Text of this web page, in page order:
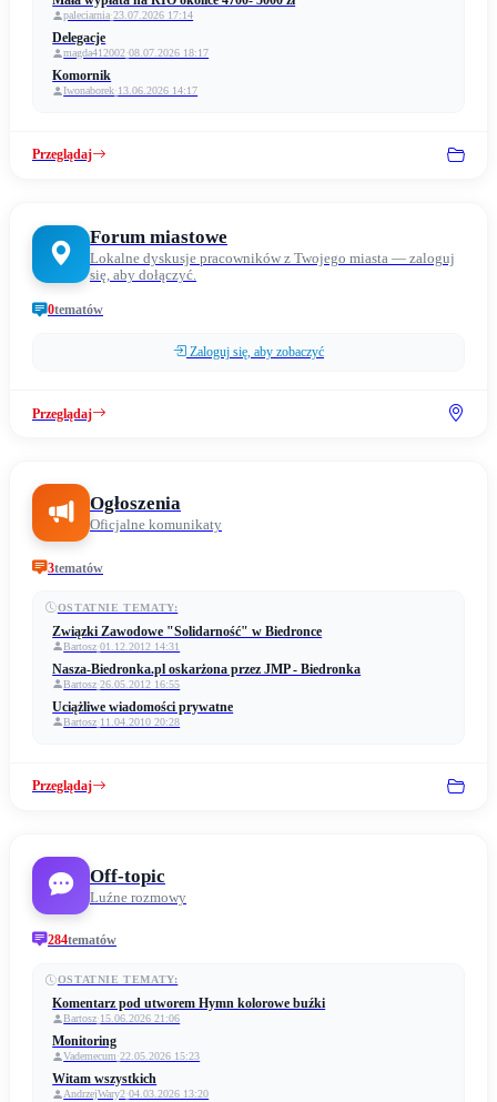
paleciarnia·23.07.2026 17:14
Delegacje
magda412002·08.07.2026 18:17
Komornik
Iwonaborek·13.06.2026 14:17
Przeglądaj
Forum miastowe
Lokalne dyskusje pracowników z Twojego miasta — zaloguj
się, aby dołączyć.
0tematów
Zaloguj się, aby zobaczyć
Przeglądaj
Ogłoszenia
Oficjalne komunikaty
3tematów
OSTATNIE TEMATY:
Związki Zawodowe "Solidarność" w Biedronce
Bartosz·01.12.2012 14:31
Nasza-Biedronka.pl oskarżona przez JMP - Biedronka
Bartosz·26.05.2012 16:55
Uciążliwe wiadomości prywatne
Bartosz·11.04.2010 20:28
Przeglądaj
Off-topic
Luźne rozmowy
284tematów
OSTATNIE TEMATY:
Komentarz pod utworem Hymn kolorowe buźki
Bartosz·15.06.2026 21:06
Monitoring
Vademecum·22.05.2026 15:23
Witam wszystkich
AndrzejWary2·04.03.2026 13:20